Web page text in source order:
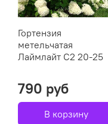
Гортензия
метельчатая
Лаймлайт C2 20-25
790 руб
В корзину